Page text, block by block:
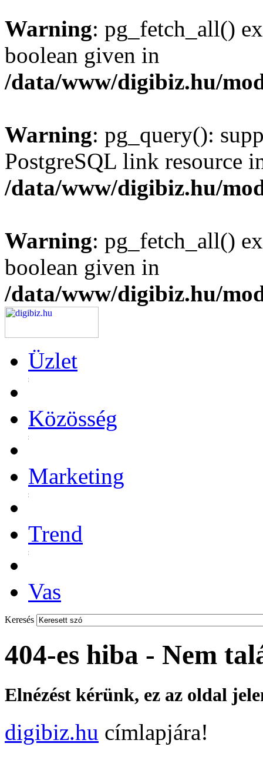
Warning: pg_fetch_all()
boolean given in
/data/www/digibiz.hu/
Warning: pg_query():
PostgreSQL link resource
/data/www/digibiz.hu/
Warning: pg_fetch_all()
boolean given in
/data/www/digibiz.hu/
Üzlet
Közösség
Marketing
Trend
Vas
Keresés
404-es hiba - Nem
Elnézést kérünk, ez az oldal
digibiz.hu címlapjára!